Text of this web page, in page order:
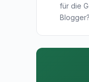
für die
Blogger?